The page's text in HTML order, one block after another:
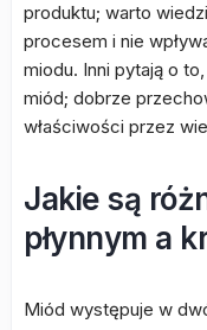
produktu; warto
procesem i nie
miodu. Inni pytają o
miód; dobrze
właściwości przez
Jakie są
płynnym a
Miód występuje w